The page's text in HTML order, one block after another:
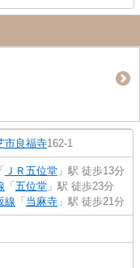
市良福寺162-1
「 ＪＲ五位堂 」駅 徒歩13分
「 五位堂 」駅 徒歩23分
線 「 当麻寺 」駅 徒歩21分